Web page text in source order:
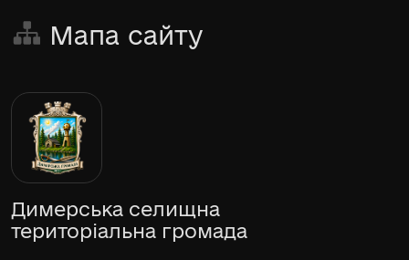
Мапа сайту
Димерська селищна
територіальна громада